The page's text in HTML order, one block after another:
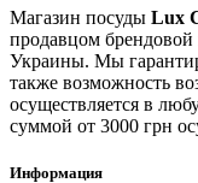
Магазин посуды Lux
продавцом
Украины. Мы
также возможность
осуществляется в
суммой от 3000 грн
Информация